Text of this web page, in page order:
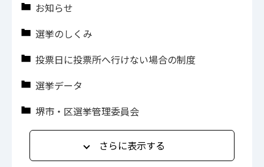
お知らせ
選挙のしくみ
投票日に投票所へ行けない場合の制度
選挙データ
堺市・区選挙管理委員会
さらに表示する